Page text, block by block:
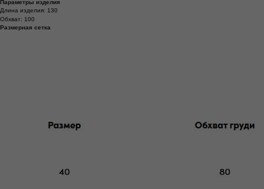
Параметры изделия
Длина изделия: 130
Обхват: 100
Размерная сетка